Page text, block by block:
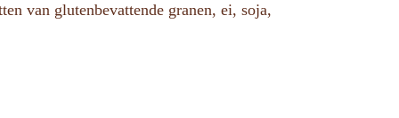
van glutenbevattende granen, ei, soja,